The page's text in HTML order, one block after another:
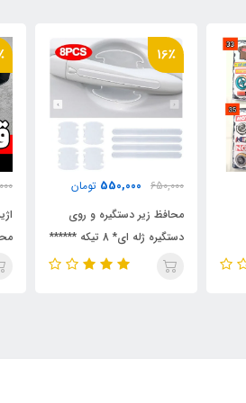
20٪
2,500,000
2,000,000 تومان
اژیر پلیسی 100 وات + فیلم
محصول